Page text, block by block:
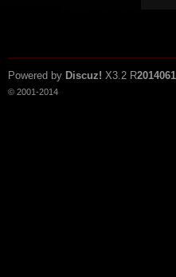
Powered by Discuz! X3.2 R
© 2001-2014